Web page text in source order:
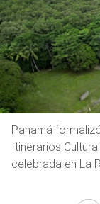
Panamá
Itinerarios
celebrada en La